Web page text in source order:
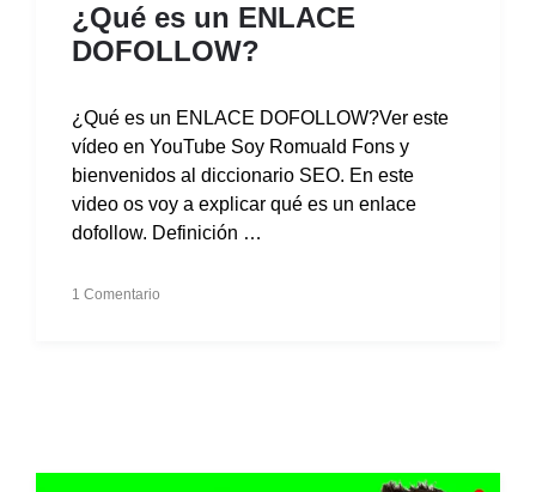
¿Qué es un ENLACE
DOFOLLOW?
¿Qué es un ENLACE DOFOLLOW?Ver este
vídeo en YouTube Soy Romuald Fons y
bienvenidos al diccionario SEO. En este
video os voy a explicar qué es un enlace
dofollow. Definición …
1 Comentario